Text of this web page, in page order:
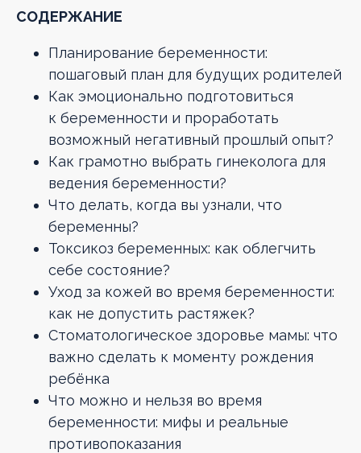
СОДЕРЖАНИЕ
Планирование беременности:
пошаговый план для будущих родителей
Как эмоционально подготовиться
к беременности и проработать
возможный негативный прошлый опыт?
Как грамотно выбрать гинеколога для
ведения беременности?
Что делать, когда вы узнали, что
беременны?
Токсикоз беременных: как облегчить
себе состояние?
Уход за кожей во время беременности:
как не допустить растяжек?
Стоматологическое здоровье мамы: что
важно сделать к моменту рождения
ребёнка
Что можно и нельзя во время
беременности: мифы и реальные
противопоказания